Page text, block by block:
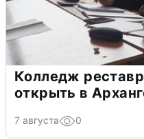
Колледж
открыть в
7 августа 0